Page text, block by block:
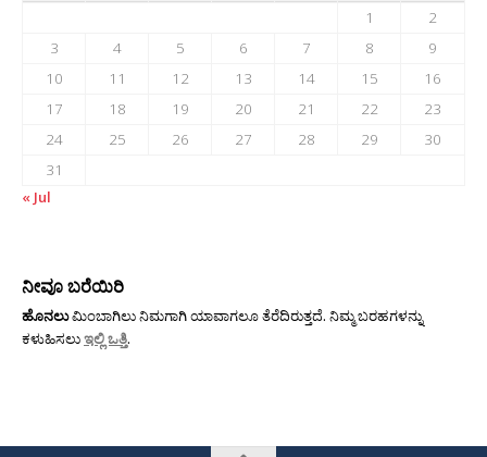
1
2
3
4 5 6 7 8
9
10
11 12 13 14 15
16
17
18 19 20 21 22
23
24
25 26 27 28 29
30
31
« Jul
ನೀವೂ ಬರೆಯಿರಿ
ಹೊನಲುಮಿಂಬಾಗಿಲು ನಿಮಗಾಗಿ ಯಾವಾಗಲೂ ತೆರೆದಿರುತ್ತದೆ. ನಿಮ್ಮ ಬರಹಗಳನ್ನು
ಕಳುಹಿಸಲುಇಲ್ಲಿ ಒತ್ತಿ.